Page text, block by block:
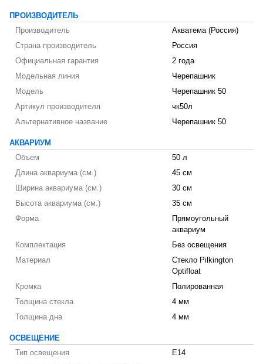
ПРОИЗВОДИТЕЛЬ
Производитель
Акватема (Россия)
Страна производитель
Россия
Официальная гарантия
2 года
Модельная линия
Черепашник
Модель
Черепашник 50
Артикул производителя
чк50л
Альтернативное название
Черепашник 50
АКВАРИУМ
Объем
50 л
Длина аквариума (см.)
45 см
Ширина аквариума (см.)
30 см
Высота аквариума (см.)
35 см
Форма
Прямоугольный
аквариум
Комплектация
Без освещения
Материал
Стекло Pilkington
Optifloat
Кромка
Полированная
Толщина стекла
4 мм
Толщина дна
4 мм
ОСВЕЩЕНИЕ
Тип освещения
E14